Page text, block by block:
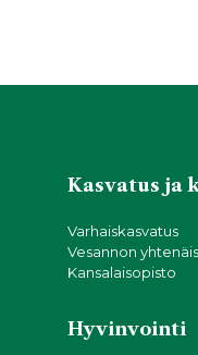
Kasvatus ja
Varhaiskasvatus
Vesannon
Kansalaisopisto
Hyvinvointi